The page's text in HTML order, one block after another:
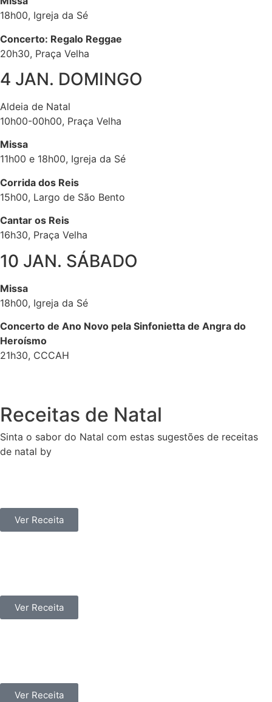
18h00, Igreja da Sé
Concerto: Regalo Reggae
20h30, Praça Velha
4 JAN. DOMINGO
Aldeia de Natal
10h00-00h00, Praça Velha
Missa
11h00 e 18h00, Igreja da Sé
Corrida dos Reis
15h00, Largo de São Bento
Cantar os Reis
16h30, Praça Velha
10 JAN. SÁBADO
Missa
18h00, Igreja da Sé
Concerto de Ano Novo pela Sinfonietta de Angra do
Heroísmo
21h30, CCCAH
Receitas de Natal
Sinta o sabor do Natal com estas sugestões de receitas
de natal by
Ver Receita
Ver Receita
Ver Receita